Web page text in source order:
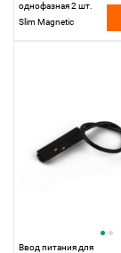
однофазная 2 шт.
Slim Magnetic
Ввод питания для